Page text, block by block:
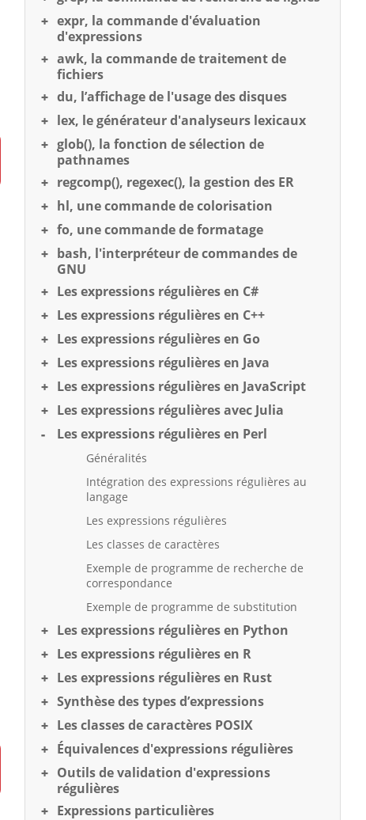
expr, la commande d'évaluation
d'expressions
awk, la commande de traitement de
fichiers
du, l’affichage de l'usage des disques
lex, le générateur d'analyseurs lexicaux
glob(), la fonction de sélection de
pathnames
regcomp(), regexec(), la gestion des ER
hl, une commande de colorisation
fo, une commande de formatage
bash, l'interpréteur de commandes de
GNU
Les expressions régulières en C#
Les expressions régulières en C++
Les expressions régulières en Go
Les expressions régulières en Java
Les expressions régulières en JavaScript
Les expressions régulières avec Julia
Les expressions régulières en Perl
Généralités
Intégration des expressions régulières au
langage
Les expressions régulières
Les classes de caractères
Exemple de programme de recherche de
correspondance
Exemple de programme de substitution
Les expressions régulières en Python
Les expressions régulières en R
Les expressions régulières en Rust
Synthèse des types d’expressions
Les classes de caractères POSIX
Équivalences d'expressions régulières
Outils de validation d'expressions
régulières
Expressions particulières